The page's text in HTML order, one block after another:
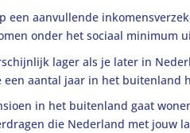
een aanvullende
onder het sociaal minimum
lager als je later in
een aantal jaar in het buitenland
in het buitenland gaat
die Nederland met jouw